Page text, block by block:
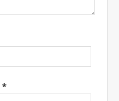
*